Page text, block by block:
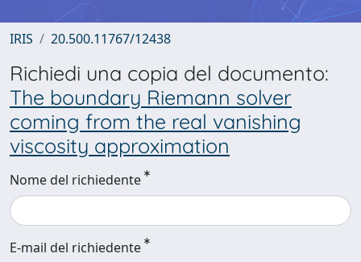
IRIS 20.500.11767/12438
Richiedi una copia del documento:
The boundary Riemann solver
coming from the real vanishing
viscosity approximation
Nome del richiedente
E-mail del richiedente